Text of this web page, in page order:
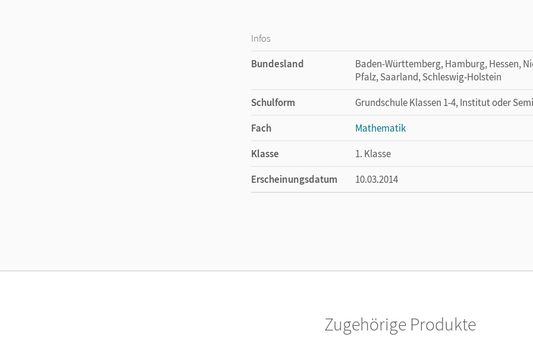
Infos
Bundesland
Baden-Württemberg, Hamburg, Hessen,
Pfalz, Saarland, Schleswig-Holstein
Schulform
Grundschule Klassen 1-4, Institut oder
Fach
Mathematik
Klasse
1. Klasse
Erscheinungsdatum
10.03.2014
Zugehörige Produkte